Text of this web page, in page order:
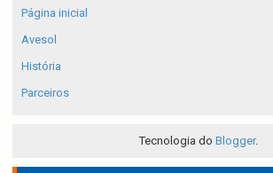
Página inicial
Avesol
História
Parceiros
Tecnologia do Blogger.